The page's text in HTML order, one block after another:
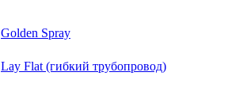
Golden Spray
Lay Flat (гибкий трубопровод)